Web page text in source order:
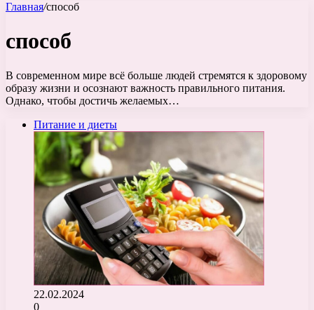
Главная/способ
способ
В современном мире всё больше людей стремятся к здоровому
образу жизни и осознают важность правильного питания.
Однако, чтобы достичь желаемых…
Питание и диеты
22.02.2024
0